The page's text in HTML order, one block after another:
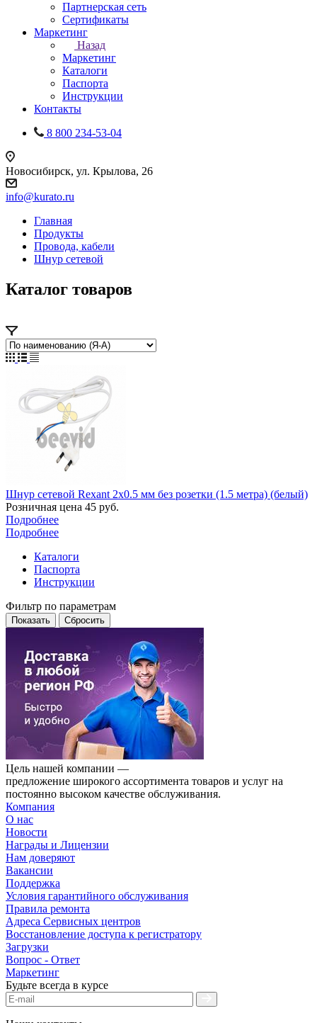
Партнерская сеть
Сертификаты
Маркетинг
Назад
Маркетинг
Каталоги
Паспорта
Инструкции
Контакты
8 800 234-53-04
Новосибирск, ул. Крылова, 26
info@kurato.ru
Главная
Продукты
Провода, кабели
Шнур сетевой
Каталог товаров
Шнур сетевой Rexant 2x0.5 мм без розетки (1.5 метра) (белый)
Розничная цена 45 руб.
Подробнее
Подробнее
Каталоги
Паспорта
Инструкции
Фильтр по параметрам
Сбросить
Цель нашей компании —
предложение широкого ассортимента товаров и услуг на
постоянно высоком качестве обслуживания.
Компания
О нас
Новости
Награды и Лицензии
Нам доверяют
Вакансии
Поддержка
Условия гарантийного обслуживания
Правила ремонта
Адреса Сервисных центров
Восстановление доступа к регистратору
Загрузки
Вопрос - Ответ
Маркетинг
Будьте всегда в курсе